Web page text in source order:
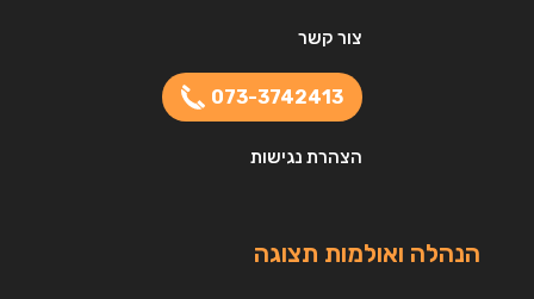
צור קשר
073-3742413
הצהרת נגישות
הנהלה ואולמות תצוגה